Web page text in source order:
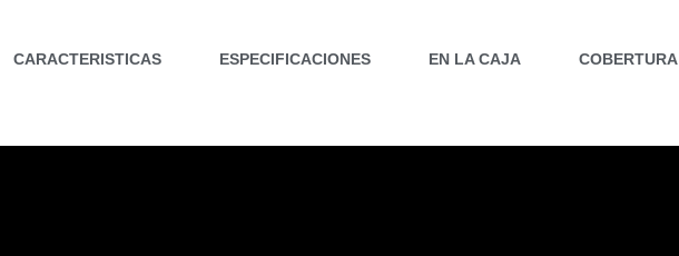
CARACTERISTICAS ESPECIFICACIONES EN LA CAJA COBERTURA